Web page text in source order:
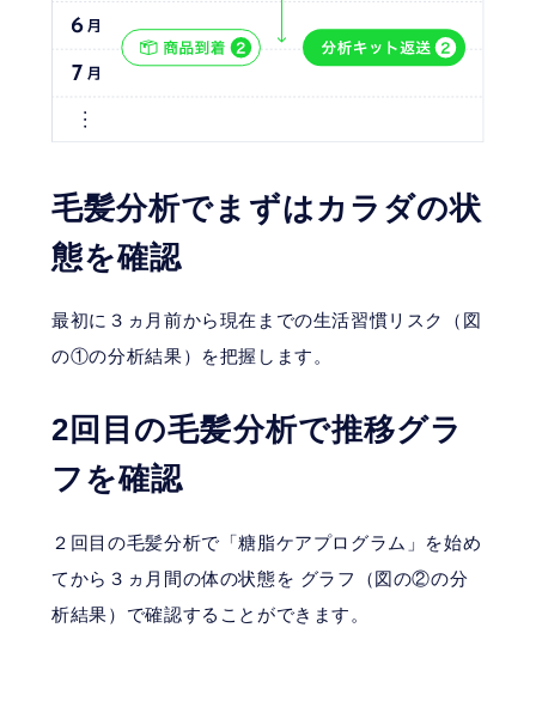
毛髪分析でまずはカラダの状
態を確認
最初に３ヵ月前から現在までの生活習慣リスク（図
の①の分析結果）を把握します。
2回目の毛髪分析で推移グラ
フを確認
２回目の毛髪分析で「糖脂ケアプログラム」を始め
てから３ヵ月間の体の状態を グラフ（図の②の分
析結果）で確認することができます。